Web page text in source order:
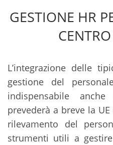
GESTIONE HR
L’integrazione delle
gestione del
indispensabile
prevederà a breve la
rilevamento del
strumenti utili a